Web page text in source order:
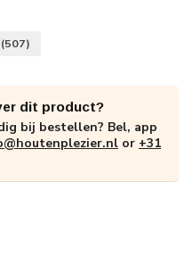
(507)
dit product?
bij bestellen? Bel, app
or +31